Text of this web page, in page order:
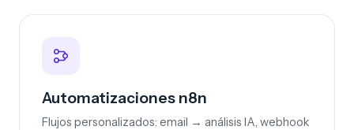
Automatizaciones n8n
Flujos personalizados: email → análisis IA, webhook